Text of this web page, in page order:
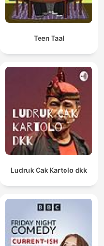
Teen Taal
Ludruk Cak Kartolo dkk